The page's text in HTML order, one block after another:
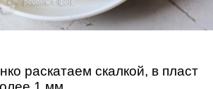
раскатаем скалкой, в пласт